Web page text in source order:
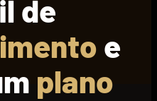
de
e
plano